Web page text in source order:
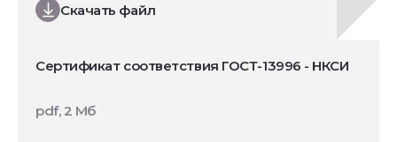
Скачать файл
Сертификат соответствия ГОСТ-13996 - НКСИ
pdf, 2 Мб